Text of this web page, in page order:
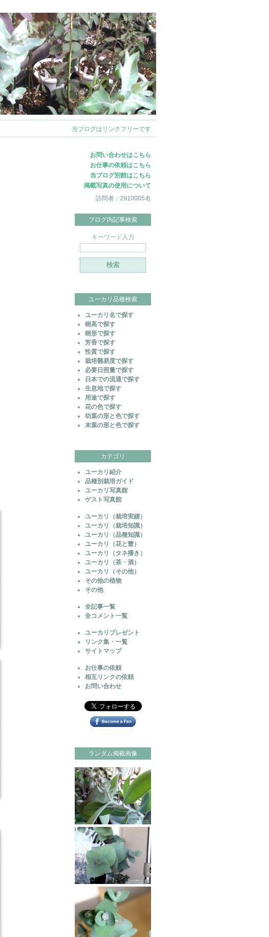
当ブログはリンクフリーです
お問い合わせはこちら
お仕事の依頼はこちら
当ブログ別館はこちら
掲載写真の使用について
訪問者：2910005名
ブログ内記事検索
キーワード入力
ユーカリ品種検索
ユーカリ名で探す
樹高で探す
樹形で探す
芳香で探す
性質で探す
栽培難易度で探す
必要日照量で探す
日本での流通で探す
生息地で探す
用途で探す
花の色で探す
幼葉の形と色で探す
末葉の形と色で探す
カテゴリ
ユーカリ紹介
品種別栽培ガイド
ユーカリ写真館
ゲスト写真館
ユーカリ（栽培実績）
ユーカリ（栽培知識）
ユーカリ（品種知識）
ユーカリ（花と蕾）
ユーカリ（タネ播き）
ユーカリ（茶・酒）
ユーカリ（その他）
その他の植物
その他
全記事一覧
全コメント一覧
ユーカリプレゼント
リンク集・一覧
サイトマップ
お仕事の依頼
相互リンクの依頼
お問い合わせ
ランダム掲載画像